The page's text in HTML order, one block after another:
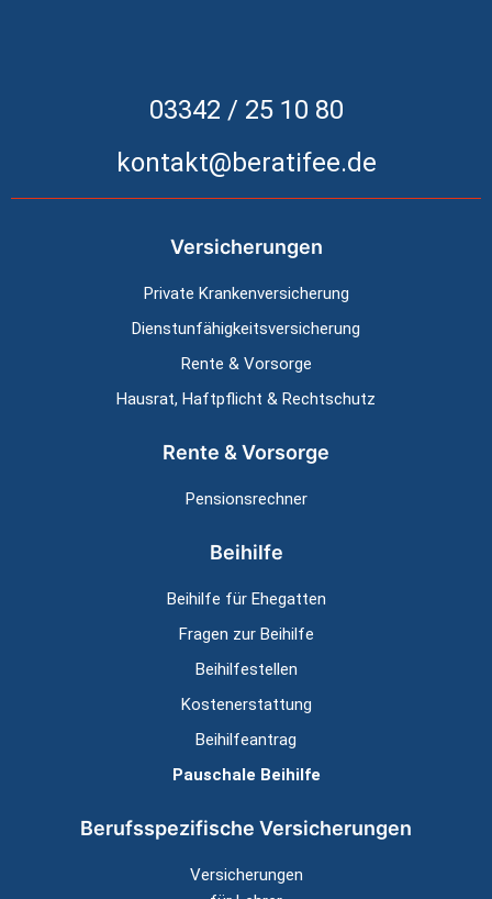
03342 / 25 10 80
kontakt@beratifee.de
Versicherungen
Private Kranken­versicherung
Dienstunfähig­keitsversicherung
Rente & Vorsorge
Hausrat, Haftpflicht & Rechtschutz
Rente & Vorsorge
Pensionsrechner
Beihilfe
Beihilfe für Ehegatten
Fragen zur Beihilfe
Beihilfestellen
Kostenerstattung
Beihilfeantrag
Pauschale Beihilfe
Berufsspezifische Versicherungen
Versicherungen